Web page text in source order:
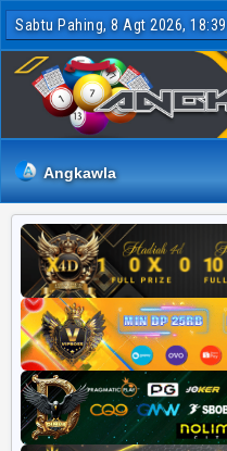
Sabtu Pahing, 8 Agt 2026, 18:39
Angkawla